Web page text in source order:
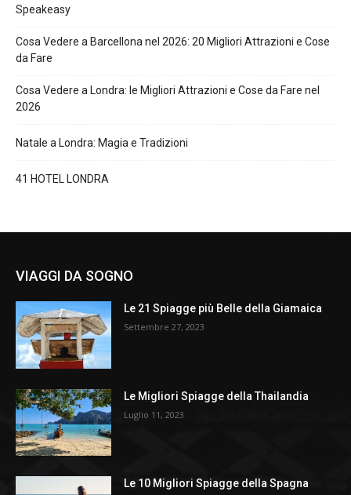
Speakeasy
Cosa Vedere a Barcellona nel 2026: 20 Migliori Attrazioni e Cose
da Fare
Cosa Vedere a Londra: le Migliori Attrazioni e Cose da Fare nel
2026
Natale a Londra: Magia e Tradizioni
41 HOTEL LONDRA
VIAGGI DA SOGNO
Le 21 Spiagge più Belle della Giamaica
Settembre 27, 2023
Le Migliori Spiagge della Thailandia
Luglio 11, 2023
Le 10 Migliori Spiagge della Spagna